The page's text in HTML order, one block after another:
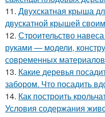
11. Двухскатная крыша
двускатной крышей
12. Строительство
руками — модели,
современных
13. Какие деревья
забором. Что посадить
14. Как построить
Условия содержания